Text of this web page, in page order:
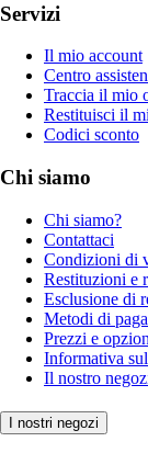
Servizi
Il mio account
Centro
Traccia il mio
Restituisci il
Codici sconto
Chi siamo
Chi siamo?
Contattaci
Condizioni di
Restituzioni e
Esclusione di
Metodi di
Prezzi e
Informativa
Il nostro
I nostri negozi